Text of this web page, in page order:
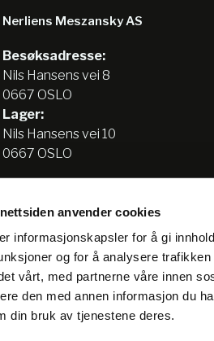
anvender cookies
informasjonskapsler for å gi
og for å analysere
vårt, med partnerne våre innen
den med annen informasjon du
din bruk av tjenestene deres.
Nerliens Meszansky AS
Besøksadresse:
Nils Hansens vei 8
0667 OSLO
Lager:
Nils Hansens vei 10
0667 OSLO
info@nmas.no